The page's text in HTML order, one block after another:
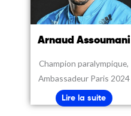
Arnaud Assoumani
Champion paralympique,
Ambassadeur Paris 2024
Lire la suite